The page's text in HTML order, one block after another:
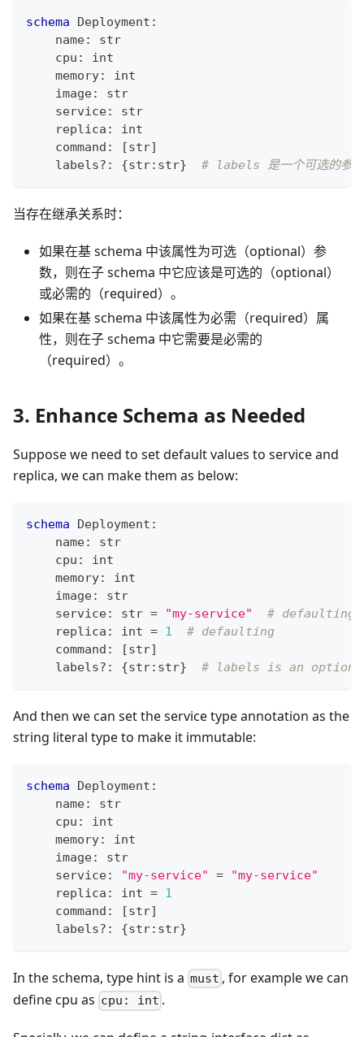
schema Deployment :
    name
:
str
    cpu
:
int
    memory
:
int
    image
:
str
    service
:
str
    replica
:
int
    command
: [str]
    labels
? : {str: str} # labels 是一个可选的参数
当存在继承关系时：
如果在基 schema 中该属性为可选（optional）参
数，则在子 schema 中它应该是可选的（optional）
或必需的（required）。
如果在基 schema 中该属性为必需（required）属
性，则在子 schema 中它需要是必需的
（required）。
3. Enhance Schema as Needed
Suppose we need to set default values to service and
replica, we can make them as below:
schema Deployment :
    name
:
str
    cpu
:
int
    memory
:
int
    image
:
str
    service
: str = "my-service"
# defaulting
    replica
: int = 1
# defaulting
    command
: [str]
    labels
? : {str: str} # labels is an
And then we can set the service type annotation as the
string literal type to make it immutable:
schema Deployment :
    name
:
str
    cpu
:
int
    memory
:
int
    image
:
str
    service
: "my-service" =
"my-service"
    replica
: int = 1
    command
: [str]
    labels
? : {str: str}
In the schema, type hint is a must , for example we can
define cpu as cpu: int .